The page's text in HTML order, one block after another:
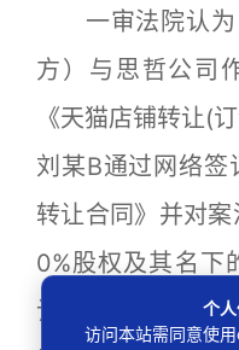
一审法院认为
方）与思哲公司
《天猫店铺转让(
刘某B通过网络签
转让合同》并对
0%股权及其名下
让、收购，前述
个
访问本站需同意使